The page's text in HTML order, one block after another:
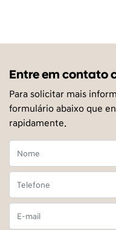
Entre em contato
Para solicitar mais
formulário abaixo que
rapidamente.